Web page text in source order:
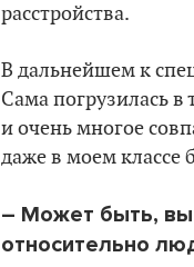
расстройства.
В дальнейшем к
Сама погрузилась
и очень многое
даже в моем классе
– Может быть, вы
относительно